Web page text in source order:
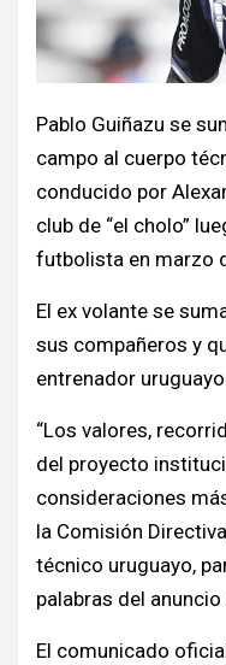
Pablo Guiñazu se
campo al cuerpo
conducido por
club de “el cholo”
futbolista en marzo
El ex volante se
sus compañeros y
entrenador
“Los valores,
del proyecto
consideraciones
la Comisión
técnico uruguayo,
palabras del anuncio
El comunicado